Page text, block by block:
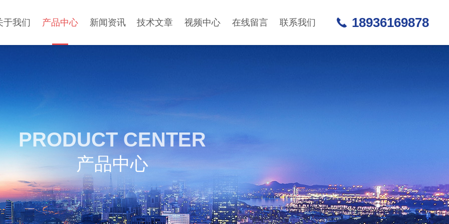
于我们 产品中心 新闻资讯 技术文章 视频中心 在线留言 联系我们 18936169878
PRODUCT CENTER
产品中心